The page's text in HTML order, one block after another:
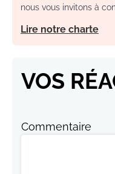
nous vous invitons à
Lire notre charte
VOS
Commentaire